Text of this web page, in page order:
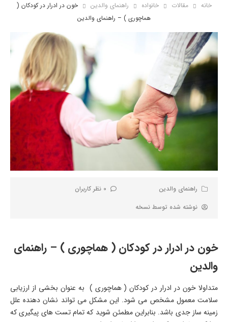
خانه مقالات خانواده راهنمای والدین
خون در ادرار در کودکان (
هماچوری ) – راهنمای والدین
راهنمای والدین
0 نظر کاربران
نوشته شده توسط نسخه
خون در ادرار در کودکان ( هماچوری ) – راهنمای
والدین
متداولا خون در ادرار در کودکان ( هماچوری ) به عنوان بخشی از ارزیابی
سلامت معمول مشخص می شود. این مشکل می تواند نشان دهنده علل
زمینه ساز جدی باشد. بنابراین مطمئن شوید که تمام تست های پیگیری که